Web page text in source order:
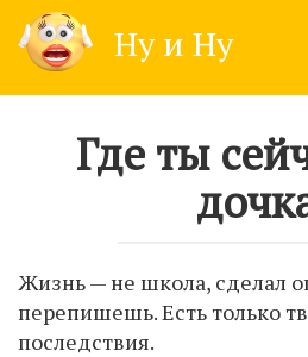
content
Ну и Ну
Где ты
Жизнь — не школа, сделал
перепишешь. Есть только
последствия.